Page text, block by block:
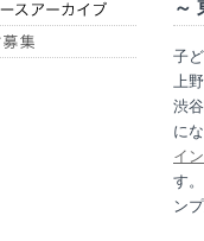
～
子
上
渋
に
イン
す
ン